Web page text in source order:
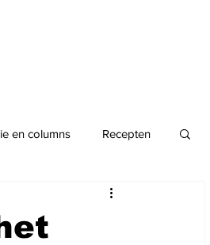
en columns Recepten